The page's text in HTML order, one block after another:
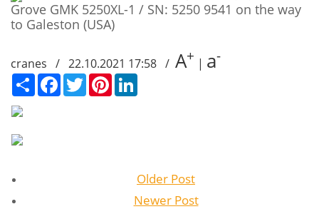
Grove GMK 5250XL-1 / SN: 5250 9541 on the way
to Galeston (USA)
cranes / 22.10.2021 17:58 / A+ | a-
СподелиFacebookTwitter Pinterest
Older Post
Newer Post